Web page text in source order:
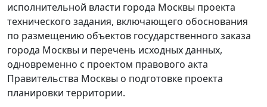
исполнительной власти города Москвы проекта
технического задания, включающего обоснования
по размещению объектов государственного заказа
города Москвы и перечень исходных данных,
одновременно с проектом правового акта
Правительства Москвы о подготовке проекта
планировки территории.